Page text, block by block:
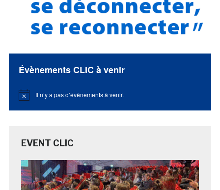
Évènements CLIC à venir
Notice Il n’y a pas d’évènements à venir.
EVENT CLIC